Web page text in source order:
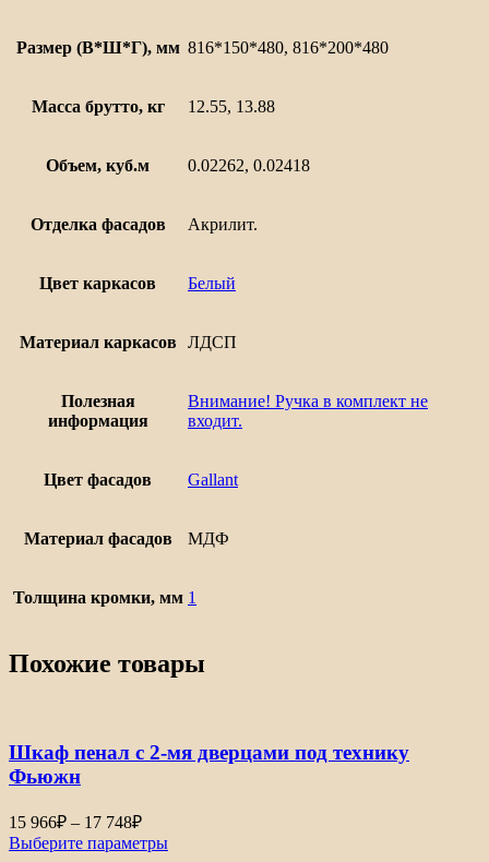
Размер (В*Ш*Г), мм 816*150*480, 816*200*480
Масса брутто, кг 12.55, 13.88
Объем, куб.м 0.02262, 0.02418
Отделка фасадов Акрилит.
Цвет каркасов Белый
Материал каркасов ЛДСП
Полезная
информация
Внимание! Ручка в комплект не
входит.
Цвет фасадов Gallant
Материал фасадов МДФ
Толщина кромки, мм 1
Похожие товары
Шкаф пенал с 2-мя дверцами под технику
Фьюжн
15 966₽ – 17 748₽Диапазон
цен:
15
Выберите параметры